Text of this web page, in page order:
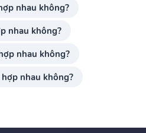
nhau không?
nhau không?
nhau không?
nhau không?